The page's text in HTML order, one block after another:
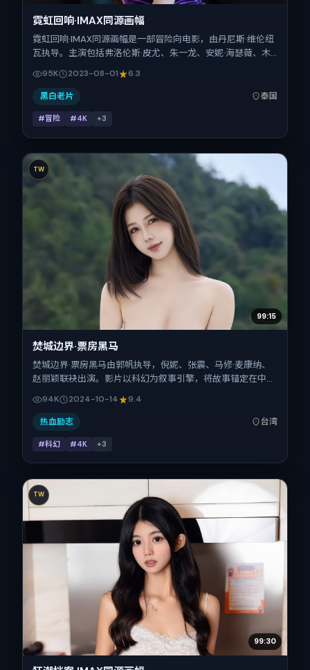
霓虹回响·IMAX同源画幅
霓虹回响·IMAX同源画幅是一部冒险向电影，由丹尼斯·维伦纽
瓦执导。主演包括弗洛伦斯·皮尤、朱一龙、安妮·海瑟薇、木
见面，首映日期 2023-08-01，正片时长116分钟。
95K 2023-08-01 6.3
黑白老片 泰国
#冒险 #4K +3
TW
99:15
焚城边界·票房黑马
焚城边界·票房黑马由郭帆执导，倪妮、张震、马修·麦康纳、
赵丽颖联袂出演。影片以科幻为叙事引擎，将故事锚定在中国
年10月14日于中国台湾首映（国庆档前后），片长144分钟，
适合喜欢强情节与细腻表演的观众。
94K 2024-10-14 9.4
热血励志 台湾
#科幻 #4K +3
TW
99:30